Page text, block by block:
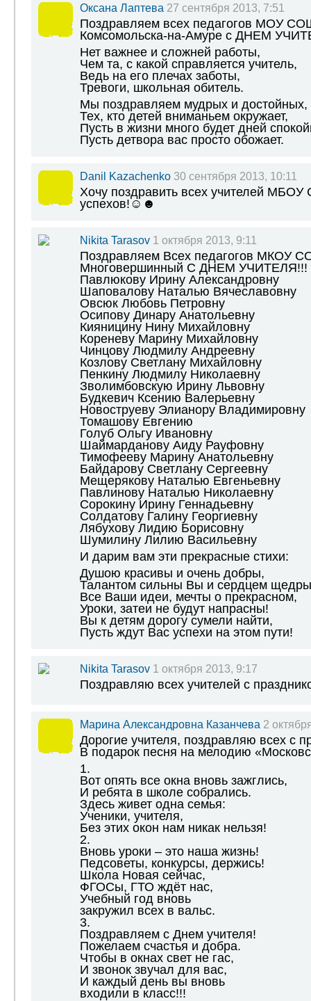
Оксана Лаптева 27 сентября 2013, 7:51
Поздравляем всех педагогов МОУ
Комсомольска-на-Амуре с ДНЕМ
Нет важнее и сложней работы,
Чем та, с какой справляется учитель,
Ведь на его плечах заботы,
Тревоги, школьная обитель.
Мы поздравляем мудрых и достойных,
Тех, кто детей вниманьем окружает,
Пусть в жизни много будет дней
Пусть детвора вас просто обожает.
Danil Kazachenko 30 сентября 2013, 10:11
Хочу поздравить всех учителей
успехов!☺☻
Nikita Tarasov 1 октября 2013, 9:11
Поздравляем Всех педагогов МКОУ
Многовершинный С ДНЕМ УЧИТЕЛЯ!!!
Павлюкову Ирину Александровну
Шаповалову Наталью Вячеславовну
Овсюк Любовь Петровну
Осипову Динару Анатольевну
Кияницину Нину Михайловну
Кореневу Марину Михайловну
Чинцову Людмилу Андреевну
Козлову Светлану Михайловну
Пенкину Людмилу Николаевну
Зволимбовскую Ирину Львовну
Будкевич Ксению Валерьевну
Новоструеву Элианору Владимировну
Томашову Евгению
Голуб Ольгу Ивановну
Шаймарданову Аиду Рауфовну
Тимофееву Марину Анатольевну
Байдарову Светлану Сергеевну
Мещерякову Наталью Евгеньевну
Павлинову Наталью Николаевну
Сорокину Ирину Геннадьевну
Солдатову Галину Георгиевну
Лябухову Лидию Борисовну
Шумилину Лилию Васильевну
И дарим вам эти прекрасные стихи:
Душою красивы и очень добры,
Талантом сильны Вы и сердцем
Все Ваши идеи, мечты о прекрасном,
Уроки, затеи не будут напрасны!
Вы к детям дорогу сумели найти,
Пусть ждут Вас успехи на этом пути!
Nikita Tarasov 1 октября 2013, 9:17
Поздравляю всех учителей с
Марина Александровна Казанчева 2
Дорогие учителя, поздравляю всех с
В подарок песня на мелодию
1.
Вот опять все окна вновь зажглись,
И ребята в школе собрались.
Здесь живет одна семья:
Ученики, учителя,
Без этих окон нам никак нельзя!
2.
Вновь уроки – это наша жизнь!
Педсоветы, конкурсы, держись!
Школа Новая сейчас,
ФГОСы, ГТО ждёт нас,
Учебный год вновь
закружил всех в вальс.
3.
Поздравляем с Днем учителя!
Пожелаем счастья и добра.
Чтобы в окнах свет не гас,
И звонок звучал для вас,
И каждый день вы вновь
входили в класс!!!